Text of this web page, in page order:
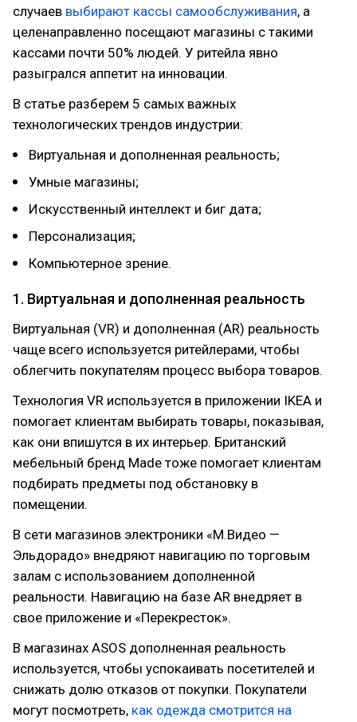
случаев выбирают кассы самообслуживания, а
целенаправленно посещают магазины с такими
кассами почти 50% людей. У ритейла явно
разыгрался аппетит на инновации.
В статье разберем 5 самых важных
технологических трендов индустрии:
Виртуальная и дополненная реальность;
Умные магазины;
Искусственный интеллект и биг дата;
Персонализация;
Компьютерное зрение.
1. Виртуальная и дополненная реальность
Виртуальная (VR) и дополненная (AR) реальность
чаще всего используется ритейлерами, чтобы
облегчить покупателям процесс выбора товаров.
Технология VR используется в приложении IKEA и
помогает клиентам выбирать товары, показывая,
как они впишутся в их интерьер. Британский
мебельный бренд Made тоже помогает клиентам
подбирать предметы под обстановку в
помещении.
В сети магазинов электроники «М.Видео —
Эльдорадо» внедряют навигацию по торговым
залам с использованием дополненной
реальности. Навигацию на базе AR внедряет в
свое приложение и «Перекресток».
В магазинах ASOS дополненная реальность
используется, чтобы успокаивать посетителей и
снижать долю отказов от покупки. Покупатели
могут посмотреть, как одежда смотрится на